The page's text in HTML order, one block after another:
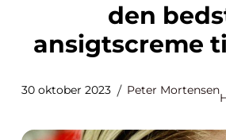
den
ansigtscreme
30 oktober 2023 Peter Mortensen